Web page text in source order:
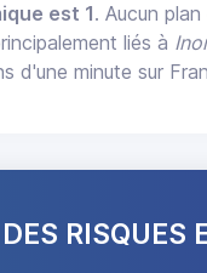
est 1. Aucun
liés à
d'une minute sur
RISQUES